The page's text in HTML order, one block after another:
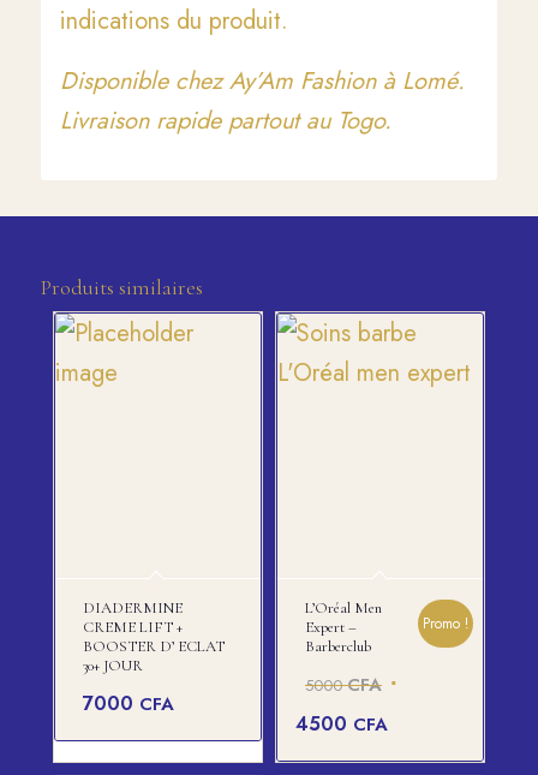
indications du produit.
Disponible chez Ay’Am Fashion à Lomé.
Livraison rapide partout au Togo.
Produits similaires
DIADERMINE
CREME LIFT +
BOOSTER D’ ECLAT
30+ JOUR
7000 CFA
L’Oréal Men
Expert –
Barberclub
5000CFA Le
initial
était :
4500 CFA
Promo !